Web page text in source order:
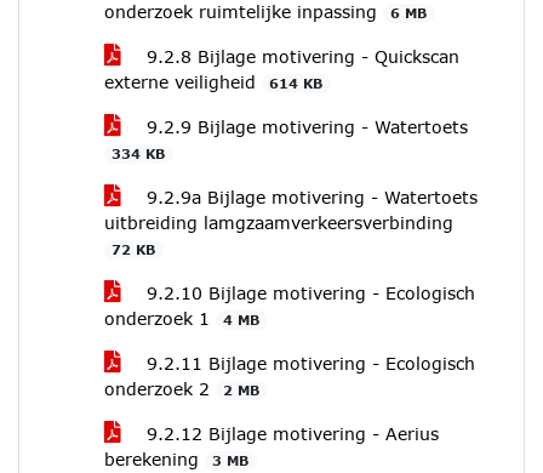
onderzoek ruimtelijke inpassing
6 MB
9.2.8 Bijlage motivering - Quickscan
externe veiligheid
614 KB
9.2.9 Bijlage motivering - Watertoets
334 KB
9.2.9a Bijlage motivering - Watertoets
uitbreiding lamgzaamverkeersverbinding
72 KB
9.2.10 Bijlage motivering - Ecologisch
onderzoek 1
4 MB
9.2.11 Bijlage motivering - Ecologisch
onderzoek 2
2 MB
9.2.12 Bijlage motivering - Aerius
berekening
3 MB